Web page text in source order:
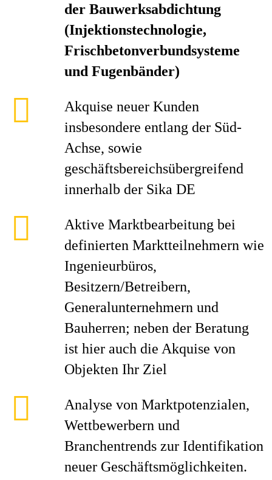
der Bauwerksabdichtung
(Injektionstechnologie,
Frischbetonverbundsysteme
und Fugenbänder)
Akquise neuer Kunden
insbesondere entlang der Süd-
Achse, sowie
geschäftsbereichsübergreifend
innerhalb der Sika DE
Aktive Marktbearbeitung bei
definierten Marktteilnehmern wie
Ingenieurbüros,
Besitzern/Betreibern,
Generalunternehmern und
Bauherren; neben der Beratung
ist hier auch die Akquise von
Objekten Ihr Ziel
Analyse von Marktpotenzialen,
Wettbewerbern und
Branchentrends zur Identifikation
neuer Geschäftsmöglichkeiten.